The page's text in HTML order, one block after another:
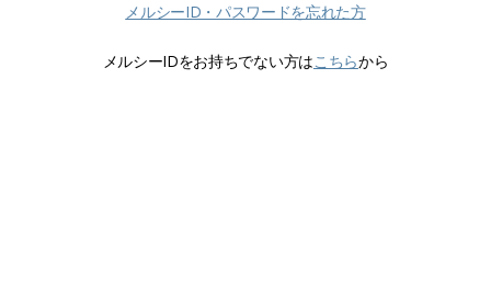
メルシーID・パスワードを忘れた方
メルシーIDをお持ちでない方はこちらから